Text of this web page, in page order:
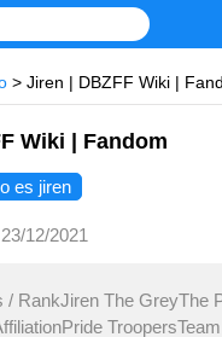
> Jiren | DBZFF Wiki |
Wiki | Fandom
es jiren
23/12/2021
​​/ RankJiren The GreyThe